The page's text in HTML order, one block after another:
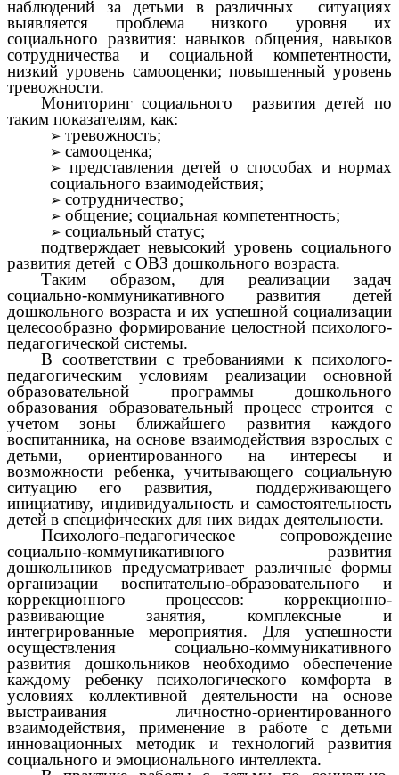
наблюдений за детьми в различных ситуациях
выявляется проблема низкого уровня их
социального развития: навыков общения, навыков
сотрудничества и социальной компетентности,
низкий уровень самооценки; повышенный уровень
тревожности.
Мониторинг социального развития детей по
таким показателям, как:
тревожность;
самооценка;
представления детей о способах и нормах
социального взаимодействия;
сотрудничество;
общение; социальная компетентность;
социальный статус;
подтверждает невысокий уровень социального
развития детей с ОВЗ дошкольного возраста.
Таким образом, для реализации задач
социально-коммуникативного развития детей
дошкольного возраста и их успешной социализации
целесообразно формирование целостной психолого-
педагогической системы.
В соответствии с требованиями к психолого-
педагогическим условиям реализации основной
образовательной программы дошкольного
образования образовательный процесс строится с
учетом зоны ближайшего развития каждого
воспитанника, на основе взаимодействия взрослых с
детьми, ориентированного на интересы и
возможности ребенка, учитывающего социальную
ситуацию его развития, поддерживающего
инициативу, индивидуальность и самостоятельность
детей в специфических для них видах деятельности.
Психолого-педагогическое сопровождение
социально-коммуникативного развития
дошкольников предусматривает различные формы
организации воспитательно-образовательного и
коррекционного процессов: коррекционно-
развивающие занятия, комплексные и
интегрированные мероприятия. Для успешности
осуществления социально-коммуникативного
развития дошкольников необходимо обеспечение
каждому ребенку психологического комфорта в
условиях коллективной деятельности на основе
выстраивания личностно-ориентированного
взаимодействия, применение в работе с детьми
инновационных методик и технологий развития
социального и эмоционального интеллекта.